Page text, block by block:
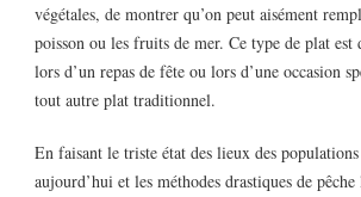
végétales, de montrer qu’on peut aisément
poisson ou les fruits de mer. Ce type de plat est
lors d’un repas de fête ou lors d’une occasion
tout autre plat traditionnel.
En faisant le triste état des lieux des
aujourd’hui et les méthodes drastiques de